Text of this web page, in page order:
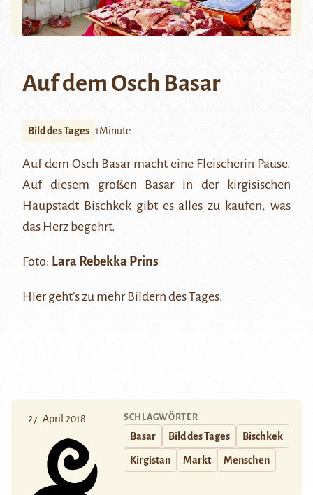
Auf dem Osch Basar
Bild des Tages 1Minute
Auf dem Osch Basar macht eine Fleischerin Pause.
Auf diesem großen Basar in der kirgisischen
Haupstadt Bischkek gibt es alles zu kaufen, was
das Herz begehrt.
Foto: Lara Rebekka Prins
Hiergeht’s zu mehr Bildern des Tages.
27. April 2018 SCHLAGWÖRTER
Basar Bild des Tages Bischkek
Kirgistan Markt Menschen